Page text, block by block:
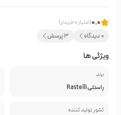
0.0(امتیاز 0 خریدار)
0 دیدگاه 3 پرسش
ویژگی ها
برند
راستلی Rastelli
کشور تولید کننده